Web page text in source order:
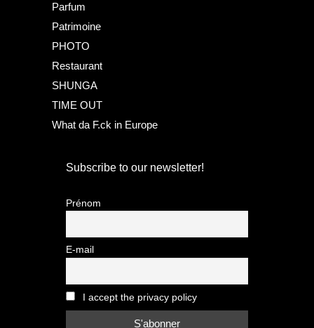
Parfum
Patrimoine
PHOTO
Restaurant
SHUNGA
TIME OUT
What da F.ck in Europe
Subscribe to our newsletter!
Prénom
E-mail
I accept the privacy policy